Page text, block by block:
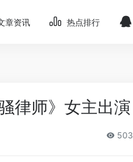
章资讯 热点排行
律师》女主出演
503